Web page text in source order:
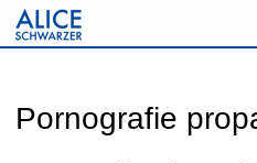
Zum
Inhalt
Pornografie